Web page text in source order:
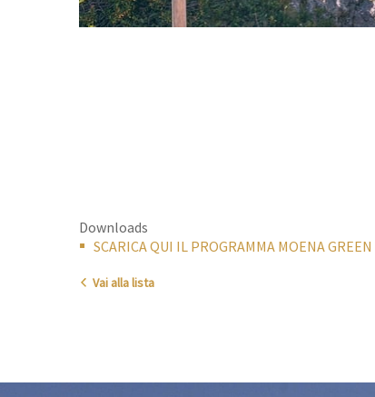
Downloads
SCARICA QUI IL PROGRAMMA MOENA
Vai alla lista